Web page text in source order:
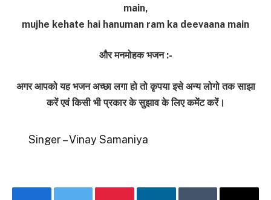
main,
mujhe kehate hai hanuman ram ka deevaana main
और मनमोहक भजन :-
अगर आपको यह भजन अच्छा लगा हो तो कृपया इसे अन्य लोगो तक साझा
करें एवं किसी भी प्रकार के सुझाव के लिए कमेंट करें।
Singer – Vinay Samaniya